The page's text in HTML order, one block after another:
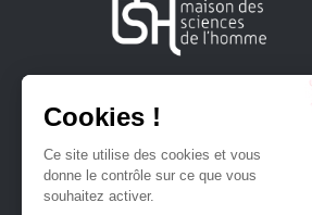
Créée en 1963, la Fondation
soutient la recherche et la
sciences humaines et sociales.